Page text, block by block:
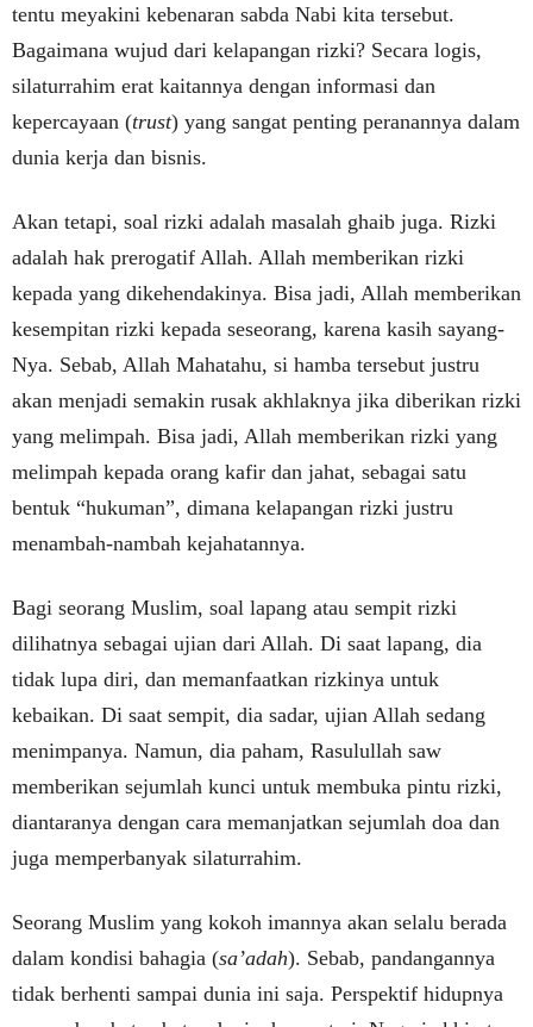
tentu meyakini kebenaran sabda Nabi kita tersebut.
Bagaimana wujud dari kelapangan rizki? Secara logis,
silaturrahim erat kaitannya dengan informasi dan
kepercayaan (trust) yang sangat penting peranannya dalam
dunia kerja dan bisnis.
Akan tetapi, soal rizki adalah masalah ghaib juga. Rizki
adalah hak prerogatif Allah. Allah memberikan rizki
kepada yang dikehendakinya. Bisa jadi, Allah memberikan
kesempitan rizki kepada seseorang, karena kasih sayang-
Nya. Sebab, Allah Mahatahu, si hamba tersebut justru
akan menjadi semakin rusak akhlaknya jika diberikan rizki
yang melimpah. Bisa jadi, Allah memberikan rizki yang
melimpah kepada orang kafir dan jahat, sebagai satu
bentuk “hukuman”, dimana kelapangan rizki justru
menambah-nambah kejahatannya.
Bagi seorang Muslim, soal lapang atau sempit rizki
dilihatnya sebagai ujian dari Allah. Di saat lapang, dia
tidak lupa diri, dan memanfaatkan rizkinya untuk
kebaikan. Di saat sempit, dia sadar, ujian Allah sedang
menimpanya. Namun, dia paham, Rasulullah saw
memberikan sejumlah kunci untuk membuka pintu rizki,
diantaranya dengan cara memanjatkan sejumlah doa dan
juga memperbanyak silaturrahim.
Seorang Muslim yang kokoh imannya akan selalu berada
dalam kondisi bahagia (sa’adah). Sebab, pandangannya
tidak berhenti sampai dunia ini saja. Perspektif hidupnya